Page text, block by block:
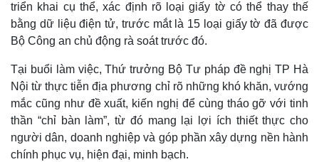
triển khai cụ thể, xác định rõ loại giấy tờ có thể thay thế
bằng dữ liệu điện tử, trước mắt là 15 loại giấy tờ đã được
Bộ Công an chủ động rà soát trước đó.
Tại buổi làm việc, Thứ trưởng Bộ Tư pháp đề nghị TP Hà
Nội từ thực tiễn địa phương chỉ rõ những khó khăn, vướng
mắc cũng như đề xuất, kiến nghị để cùng tháo gỡ với tinh
thần “chỉ bàn làm”, từ đó mang lại lợi ích thiết thực cho
người dân, doanh nghiệp và góp phần xây dựng nền hành
chính phục vụ, hiện đại, minh bạch.